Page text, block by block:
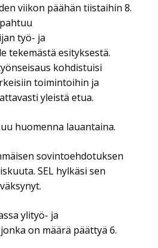
viikon päähän tiistaihin 8.
työ- ja
tekemästä esityksestä.
kohdistuisi
toimintoihin ja
yleistä etua.
huomenna lauantaina.
sovintoehdotuksen
SEL hylkäsi sen
ylityö- ja
on määrä päättyä 6.